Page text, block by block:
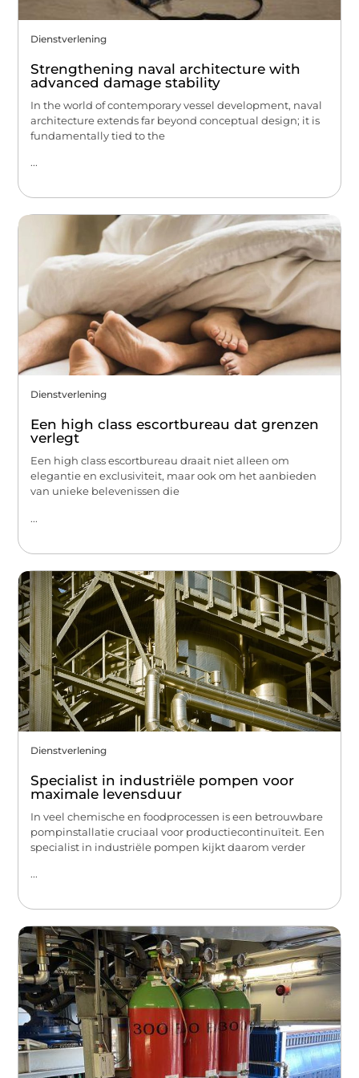
Dienstverlening
Strengthening naval architecture with
advanced damage stability
In the world of contemporary vessel development, naval
architecture extends far beyond conceptual design; it is
fundamentally tied to the
...
Dienstverlening
Een high class escortbureau dat grenzen
verlegt
Een high class escortbureau draait niet alleen om
elegantie en exclusiviteit, maar ook om het aanbieden
van unieke belevenissen die
...
Dienstverlening
Specialist in industriële pompen voor
maximale levensduur
In veel chemische en foodprocessen is een betrouwbare
pompinstallatie cruciaal voor productiecontinuïteit. Een
specialist in industriële pompen kijkt daarom verder
...